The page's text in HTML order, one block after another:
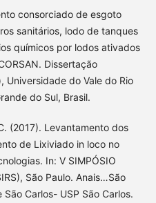
consorciado de esgoto
sanitários, lodo de tanques
químicos por lodos ativados
Dissertação
Universidade do Vale do Rio
do Sul, Brasil.
(2017). Levantamento dos
de Lixiviado in loco no
In: V SIMPÓSIO
São Paulo. Anais…São
Carlos- USP São Carlos.